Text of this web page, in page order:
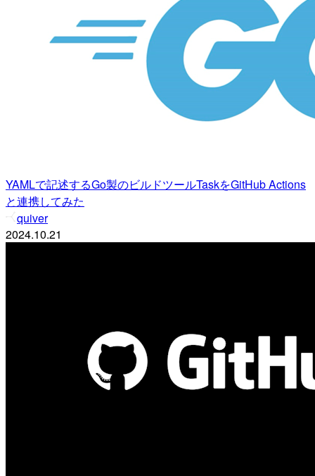
YAMLで記述するGo製のビルドツールTaskをGitHub Actions
と連携してみた
quiver
2024.10.21